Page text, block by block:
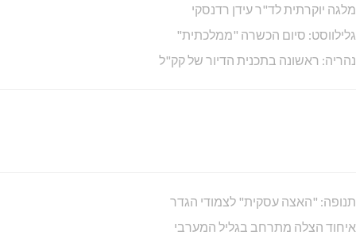
מלגה יוקרתית לד"ר עידן רדנסקי
גלילווסט: סיום הכשרה "ממלכתית"
נהריה: ראשונה בתכנית הדיור של קק"ל
תנופה: "האצה עסקית" לצמודי הגדר
איחוד הצלה מתרחב בגליל המערבי